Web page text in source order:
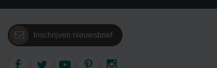
Inschrijven nieuwsbrief